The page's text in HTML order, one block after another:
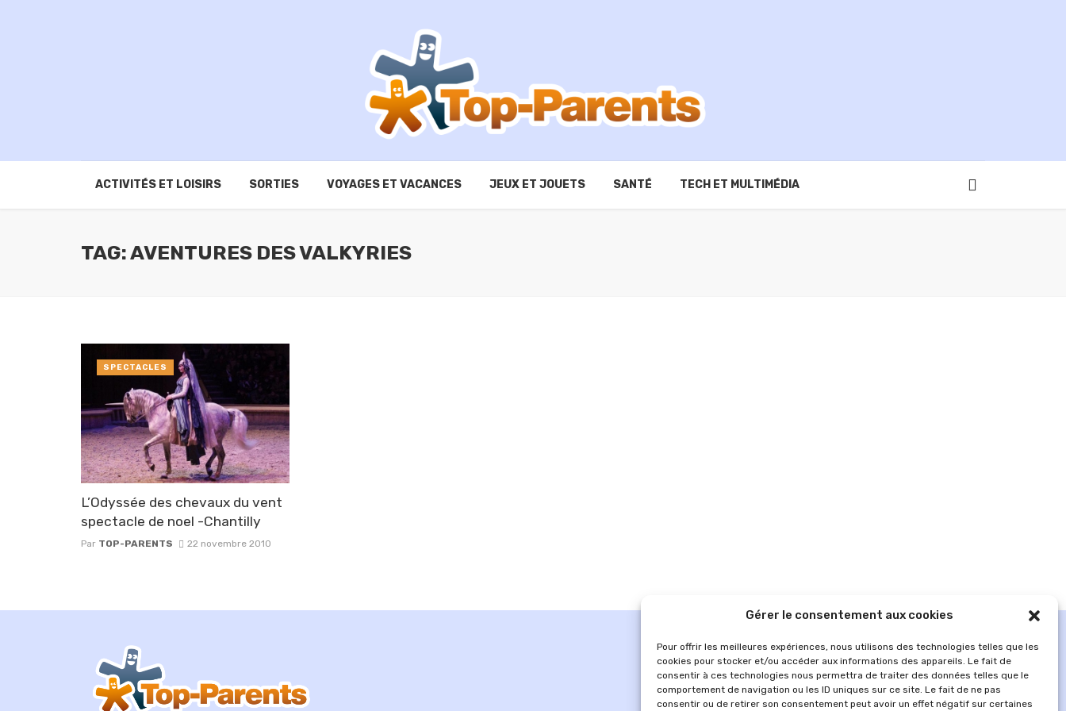
Gérer le consentement aux cookies
Pour offrir les meilleures expériences, nous utilisons des technologies telles que les
cookies pour stocker et/ou accéder aux informations des appareils. Le fait de
consentir à ces technologies nous permettra de traiter des données telles que le
comportement de navigation ou les ID uniques sur ce site. Le fait de ne pas
consentir ou de retirer son consentement peut avoir un effet négatif sur certaines
ACTIVITÉS ET LOISIRS SORTIES VOYAGES ET VACANCES JEUX ET JOUETS SANTÉ TECH ET MULTIMÉDIA
TAG: AVENTURES DES VALKYRIES
L’Odyssée des chevaux du vent
spectacle de noel -Chantilly
Par TOP-PARENTS 22 novembre 2010
SPECTACLES